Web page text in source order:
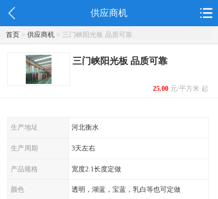
供应商机
首页> 供应商机> 三门峡阳光板 品质可靠
三门峡阳光板 品质可靠
25.00元/平方米 起
生产地址 河北衡水
生产周期 3天左右
产品规格 宽度2.1长度定做
颜色 透明，湖蓝，宝蓝，乳白等也可定做